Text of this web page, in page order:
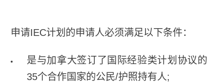
申请IEC计划的申请人必须满足以下条件：
是与加拿大签订了国际经验类计划协议的
35个合作国家的公民/护照持有人;